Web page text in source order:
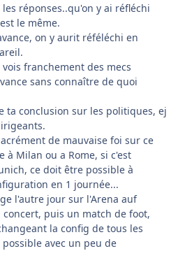
réponses..qu'on y ai réfléchi
le même.
on y aurit réféléchi en
franchement des mecs
sans connaître de quoi
ta conclusion sur les politiques, ej
de mauvaise foi sur ce
à Milan ou a Rome, si c'est
ce doit être possible à
en 1 journée...
l'autre jour sur l'Arena auf
puis un match de foot,
la config de tous les
avec un peu de